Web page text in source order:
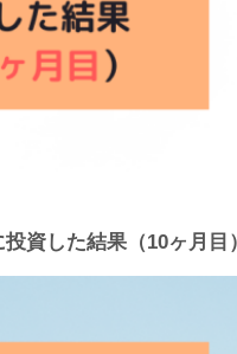
資した結果（10ヶ月目）